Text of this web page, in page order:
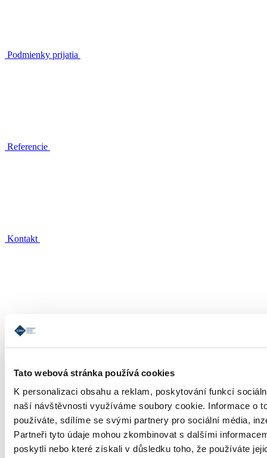
Tato webová stránka používá cookies
K personalizaci obsahu a reklam, poskytování funkcí
naší návštěvnosti využíváme soubory cookie. Informace o
používáte, sdílíme se svými partnery pro sociální média,
Partneři tyto údaje mohou zkombinovat s dalšími
poskytli nebo které získali v důsledku toho, že používáte
Podmienky prijatia
Referencie
Kontakt
Informácie o štúdiu
Školné